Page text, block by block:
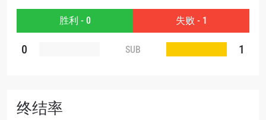
胜利 - 0 失败 - 1
0 SUB 1
终结率
查看集锦
订阅